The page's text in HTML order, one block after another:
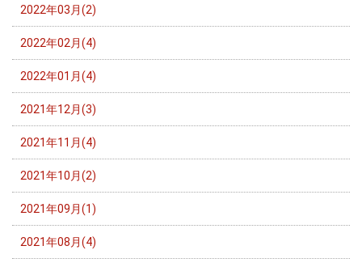
2022年03月(2)
2022年02月(4)
2022年01月(4)
2021年12月(3)
2021年11月(4)
2021年10月(2)
2021年09月(1)
2021年08月(4)